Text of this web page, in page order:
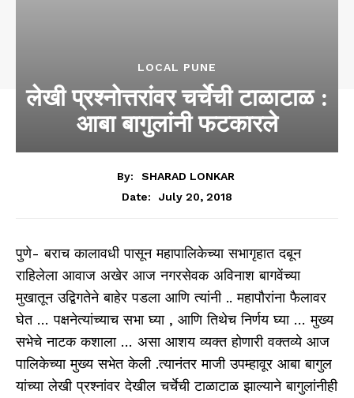
LOCAL PUNE
लेखी प्रश्नोत्तरांवर चर्चेची टाळाटाळ :
आबा बागुलांनी फटकारले
By:
SHARAD LONKAR
Date:
July 20, 2018
पुणे- बराच कालावधी पासून महापालिकेच्या सभागृहात दबून
राहिलेला आवाज अखेर आज नगरसेवक अविनाश बागवेंच्या
मुखातून उद्विगतेने बाहेर पडला आणि त्यांनी .. महापौरांना फैलावर
घेत … पक्षनेत्यांच्याच सभा घ्या , आणि तिथेच निर्णय घ्या … मुख्य
सभेचे नाटक कशाला … असा आशय व्यक्त होणारी वक्तव्ये आज
पालिकेच्या मुख्य सभेत केली .त्यानंतर माजी उपम्हावूर आबा बागुल
यांच्या लेखी प्रश्नांवर देखील चर्चेची टाळाटाळ झाल्याने बागुलांनीही